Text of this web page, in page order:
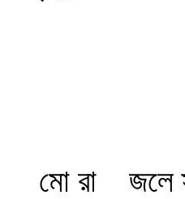
জলে স্থলে